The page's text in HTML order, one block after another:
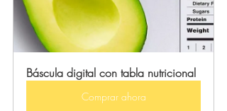
Báscula digital con tabla nutricional
Comprar ahora